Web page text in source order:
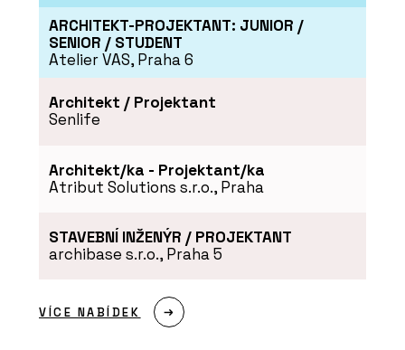
O FIRMĚ
ABB s.r.o.
ARCHITEKT-PROJEKTANT: JUNIOR /
SENIOR / STUDENT
Atelier VAS, Praha 6
Architekt / Projektant
Senlife
Architekt/ka - Projektant/ka
Atribut Solutions s.r.o., Praha
STAVEBNÍ INŽENÝR / PROJEKTANT
archibase s.r.o., Praha 5
VÍCE NABÍDEK